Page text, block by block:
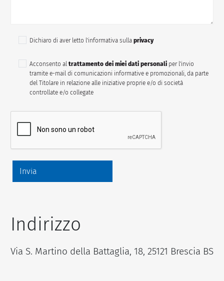
Indirizzo
Via S. Martino della Battaglia, 18, 25121 Brescia BS
Dichiaro di aver letto l'informativa sulla privacy
Acconsento al trattamento dei miei dati personali per l'invio
tramite e-mail di comunicazioni informative e promozionali, da parte
del Titolare in relazione alle iniziative proprie e/o di società
controllate e/o collegate
Invia